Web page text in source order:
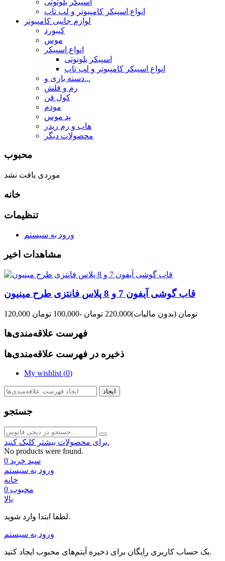
انواع اسپیکر کامپیوتر و لپ تاپ
لوازم جانبی کامپیوتر
کیبورد
موس
انواع اسپیکر
اسپیکر بلوتوثی
انواع اسپیکر کامپیوتر و لپ تاپ
دسته بازی و...
رم و فلش
کول فن
مودم
پد موس
هاب و رم ریدر
محصولات دیگر
محبوب
موردی یافت نشد
خانه
تنظیمات
ورود به سیستم
مشاهدات اخیر
قاب گوشی آیفون 7 و 8 پلاس فانتزی طرح مینیون
120,000 تومان (بدون مالیات)220,000 تومان -100,000 تومان
فهرست علاقه‌مندی‌ها
ذخیره در فهرست علاقه‌مندی‌ها
My wishlist (0)
ایجاد
جستجو
برای محصولات بیشتر کلیک کنید.
No products were found.
سبد خرید 0
ورود به سیستم
خانه
محبوب 0
بالا
لطفا ابتدا وارد شوید.
ورود به سیستم
یک حساب کاربری رایگان برای ذخیره آیتم‌های محبوب ایجاد کنید.